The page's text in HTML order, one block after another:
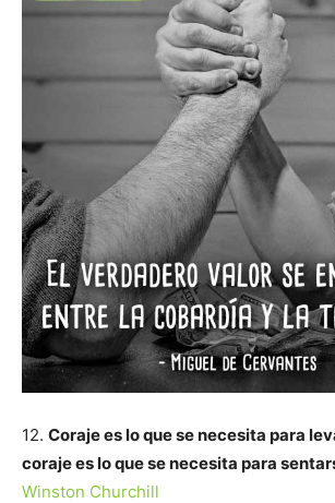
12. Coraje es lo que se necesita para
coraje es lo que se necesita para
Winston Churchill